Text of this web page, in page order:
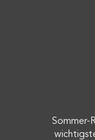
Sommer-